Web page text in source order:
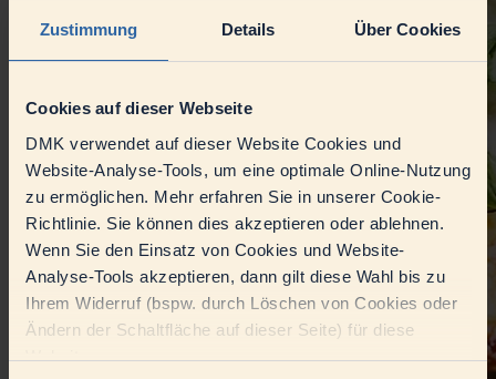
Zustimmung Details Über Cookies
Cookies auf dieser Webseite
DMK verwendet auf dieser Website Cookies und
Website-Analyse-Tools, um eine optimale Online-Nutzung
zu ermöglichen. Mehr erfahren Sie in unserer Cookie-
Richtlinie. Sie können dies akzeptieren oder ablehnen.
Wenn Sie den Einsatz von Cookies und Website-
Analyse-Tools akzeptieren, dann gilt diese Wahl bis zu
Ihrem Widerruf (bspw. durch Löschen von Cookies oder
Ändern der Schaltfläche auf dieser Seite) für diese
Website.